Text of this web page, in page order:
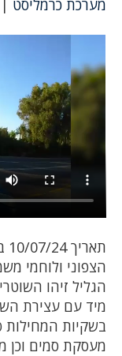
מערכת כרמליסט |
הצפוני ולוחמי
הגליל זיהו
מיד עם עצירת
בשקיות המחילות
מעסקת סמים וכן